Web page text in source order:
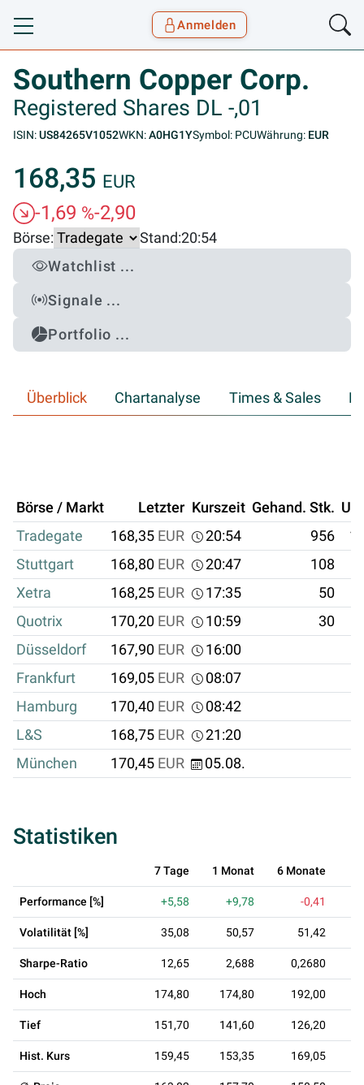
Toggle navigation
Anmelden
Southern Copper Corp.
Registered Shares DL -,01
ISIN:US84265V1052WKN:A0HG1YSymbol: PCUWährung: EUR
168,35 EUR
-1,69 %-2,90
Börse: Stand:20:54
Watchlist ...
Signale ...
Portfolio ...
Überblick Chartanalyse Times & Sales
Börse / Markt Letzter Kurszeit Gehand. Stk.
Tradegate
168,35 EUR 20:54 956
Stuttgart
168,80 EUR 20:47 108
Xetra
168,25 EUR 17:35
50
Quotrix
170,20 EUR 10:59
30
Düsseldorf
167,90 EUR
16:00
Frankfurt
169,05 EUR
08:07
Hamburg
170,40 EUR
08:42
L&S
168,75 EUR
21:20
München
170,45 EUR 05.08.
Statistiken
7 Tage 1 Monat 6 Monate
Performance [%] +5,58 +9,78 -0,41
Volatilität [%] 35,08 50,57 51,42
Sharpe-Ratio 12,65 2,688 0,2680
Hoch 174,80 174,80 192,00
Tief 151,70 141,60 126,20
Hist. Kurs 159,45 153,35 169,05